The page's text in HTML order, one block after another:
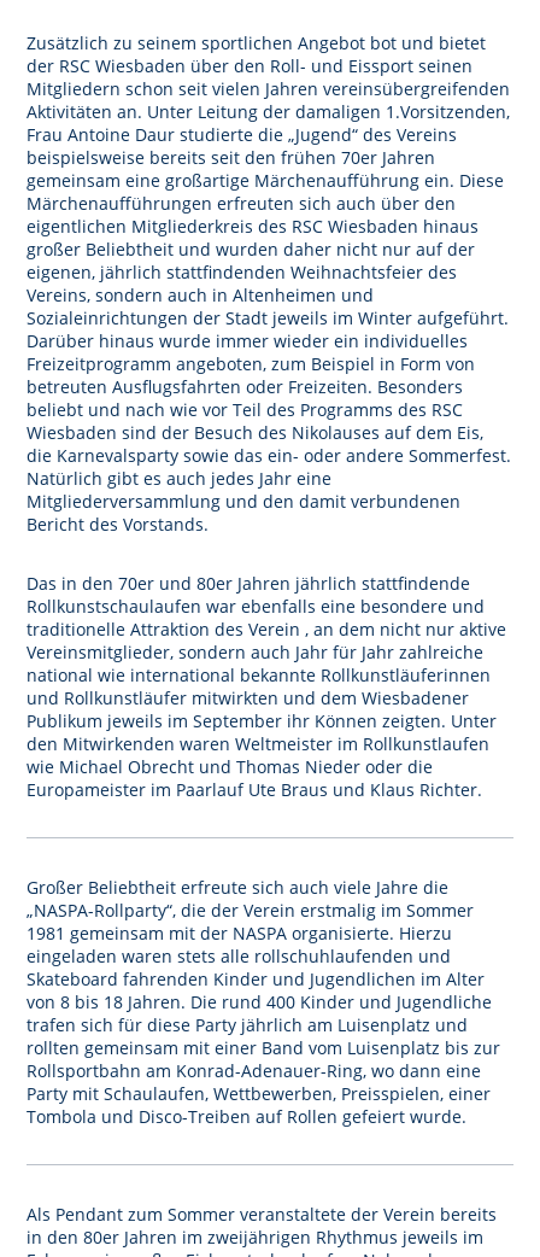
Zusätzlich zu seinem sportlichen Angebot bot und bietet
der RSC Wiesbaden über den Roll- und Eissport seinen
Mitgliedern schon seit vielen Jahren vereinsübergreifenden
Aktivitäten an. Unter Leitung der damaligen 1.Vorsitzenden,
Frau Antoine Daur studierte die „Jugend“ des Vereins
beispielsweise bereits seit den frühen 70er Jahren
gemeinsam eine großartige Märchenaufführung ein. Diese
Märchenaufführungen erfreuten sich auch über den
eigentlichen Mitgliederkreis des RSC Wiesbaden hinaus
großer Beliebtheit und wurden daher nicht nur auf der
eigenen, jährlich stattfindenden Weihnachtsfeier des
Vereins, sondern auch in Altenheimen und
Sozialeinrichtungen der Stadt jeweils im Winter aufgeführt.
Darüber hinaus wurde immer wieder ein individuelles
Freizeitprogramm angeboten, zum Beispiel in Form von
betreuten Ausflugsfahrten oder Freizeiten. Besonders
beliebt und nach wie vor Teil des Programms des RSC
Wiesbaden sind der Besuch des Nikolauses auf dem Eis,
die Karnevalsparty sowie das ein- oder andere Sommerfest.
Natürlich gibt es auch jedes Jahr eine
Mitgliederversammlung und den damit verbundenen
Bericht des Vorstands.
Das in den 70er und 80er Jahren jährlich stattfindende
Rollkunstschaulaufen war ebenfalls eine besondere und
traditionelle Attraktion des Verein , an dem nicht nur aktive
Vereinsmitglieder, sondern auch Jahr für Jahr zahlreiche
national wie international bekannte Rollkunstläuferinnen
und Rollkunstläufer mitwirkten und dem Wiesbadener
Publikum jeweils im September ihr Können zeigten. Unter
den Mitwirkenden waren Weltmeister im Rollkunstlaufen
wie Michael Obrecht und Thomas Nieder oder die
Europameister im Paarlauf Ute Braus und Klaus Richter.
Großer Beliebtheit erfreute sich auch viele Jahre die
„NASPA-Rollparty“, die der Verein erstmalig im Sommer
1981 gemeinsam mit der NASPA organisierte. Hierzu
eingeladen waren stets alle rollschuhlaufenden und
Skateboard fahrenden Kinder und Jugendlichen im Alter
von 8 bis 18 Jahren. Die rund 400 Kinder und Jugendliche
trafen sich für diese Party jährlich am Luisenplatz und
rollten gemeinsam mit einer Band vom Luisenplatz bis zur
Rollsportbahn am Konrad-Adenauer-Ring, wo dann eine
Party mit Schaulaufen, Wettbewerben, Preisspielen, einer
Tombola und Disco-Treiben auf Rollen gefeiert wurde.
Als Pendant zum Sommer veranstaltete der Verein bereits
in den 80er Jahren im zweijährigen Rhythmus jeweils im